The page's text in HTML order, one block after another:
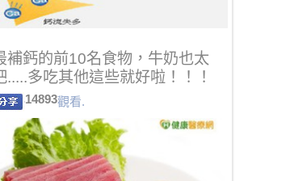
補鈣的前10名食物，牛奶也太
.....多吃其他這些就好啦！！！
14893觀看.